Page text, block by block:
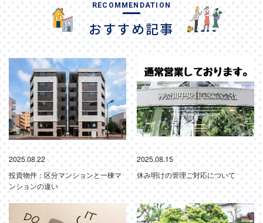
RECOMMENDATION
おすすめ記事
2025.08.22
投資物件：区分マンションと一棟マ
ンションの違い
2025.08.15
休み明けの管理ご対応について